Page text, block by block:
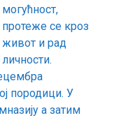
могућност,
протеже се кроз
живот и рад
личности.
породици. У
а затим